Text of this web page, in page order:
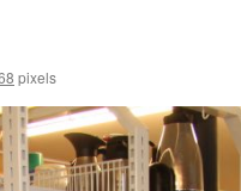
pixels